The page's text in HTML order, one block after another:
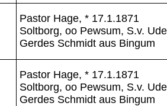
Pastor Hage, * 17.1.1871
Soltborg, oo Pewsum, S.v. Ude
Gerdes Schmidt aus Bingum
Pastor Hage, * 17.1.1871
Soltborg, oo Pewsum, S.v. Ude
Gerdes Schmidt aus Bingum